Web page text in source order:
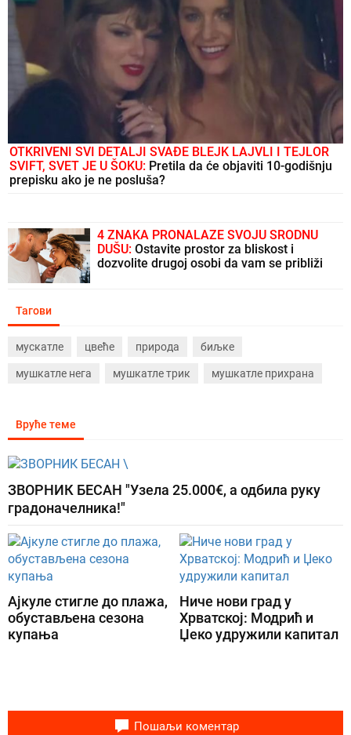
OTKRIVENI SVI DETALJI SVAĐE BLEJK LAJVLI I TEJLOR
SVIFT, SVET JE U ŠOKU: Pretila da će objaviti 10-godišnju
prepisku ako je ne posluša?
4 ZNAKA PRONALAZE SVOJU SRODNU
DUŠU: Ostavite prostor za bliskost i
dozvolite drugoj osobi da vam se približi
Тагови
мускатле цвеће природа биљке
мушкатле нега мушкатле трик мушкатле прихрана
Вруће теме
ЗВОРНИК БЕСАН "Узела 25.000€, а одбила руку
градоначелника!"
Ајкуле стигле до плажа,
обустављена сезона
купања
Ниче нови град у
Хрватској: Модрић и
Џеко удружили капитал
Пошаљи коментар